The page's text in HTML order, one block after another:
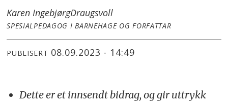
Karen IngebjørgDraugsvoll
SPESIALPEDAGOG I BARNEHAGE OG FORFATTAR
PUBLISERT 08.09.2023 - 14:49
Dette er et innsendt bidrag, og gir uttrykk